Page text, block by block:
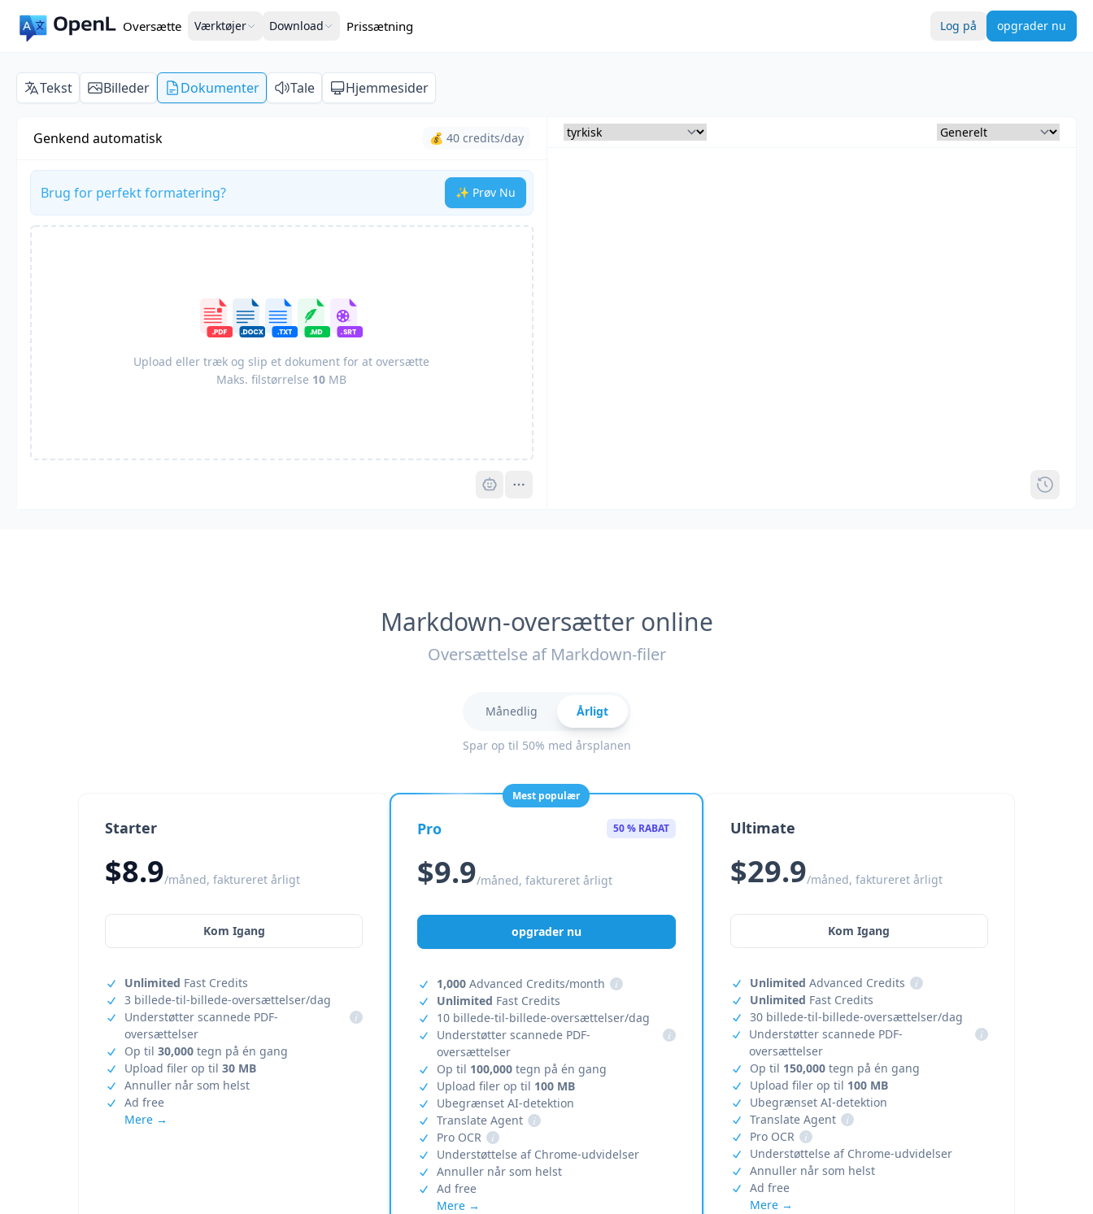
Oversætte Værktøjer Download Prissætning Log på opgrader nu
Tekst Billeder Dokumenter Tale Hjemmesider
Genkend automatisk 💰 40 credits/day
Brug for perfekt formatering? ✨ Prøv Nu
Upload eller træk og slip et dokument for at oversætte
Maks. filstørrelse 10 MB
Pro
Markdown-oversætter online
Oversættelse af Markdown-filer
Månedlig Årligt
Spar op til 50% med årsplanen
Starter
$8.9/måned, faktureret årligt
Kom Igang
Unlimited Fast Credits
3 billede-til-billede-oversættelser/dag
Understøtter scannede PDF-
oversættelser
i
Op til 30,000 tegn på én gang
Upload filer op til 30 MB
Annuller når som helst
Ad free
Mere →
Mest populær
Pro 50 % RABAT
$9.9/måned, faktureret årligt
opgrader nu
1,000 Advanced Credits/month
i
Unlimited Fast Credits
10 billede-til-billede-oversættelser/dag
Understøtter scannede PDF-
oversættelser
i
Op til 100,000 tegn på én gang
Upload filer op til 100 MB
Ubegrænset AI-detektion
Translate Agent
i
Pro OCR
i
Understøttelse af Chrome-udvidelser
Annuller når som helst
Ad free
Mere →
Ultimate
$29.9/måned, faktureret årligt
Kom Igang
Unlimited Advanced Credits
i
Unlimited Fast Credits
30 billede-til-billede-oversættelser/dag
Understøtter scannede PDF-
oversættelser
i
Op til 150,000tegn på én gang
Upload filer op til 100 MB
Ubegrænset AI-detektion
Translate Agent
i
Pro OCR
i
Understøttelse af Chrome-udvidelser
Annuller når som helst
Ad free
Mere →